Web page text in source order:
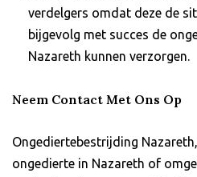
verdelgers omdat deze de
bijgevolg met succes de
Nazareth kunnen verzorgen.
Neem Contact Met Ons Op
Ongediertebestrijding
ongedierte in Nazareth of